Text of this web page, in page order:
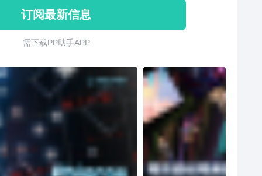
。在游玩的过程中，带给您极佳的动作感和爽快感！
选的曲库200余首优质电音作品，涵盖各种风格。大量
师力作，给您带来听觉的享受！精心制作的游戏插画
美的游戏插画，由数十名优秀的插画师精心绘制！风
订阅最新信息
需 下 载 P P 助 手 A P P